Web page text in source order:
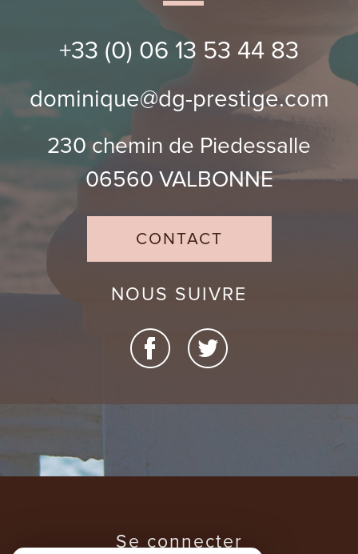
+33 (0) 06 13 53 44 83
dominique@dg-prestige.com
230 chemin de Piedessalle
06560 VALBONNE
CONTACT
NOUS SUIVRE
se connecter